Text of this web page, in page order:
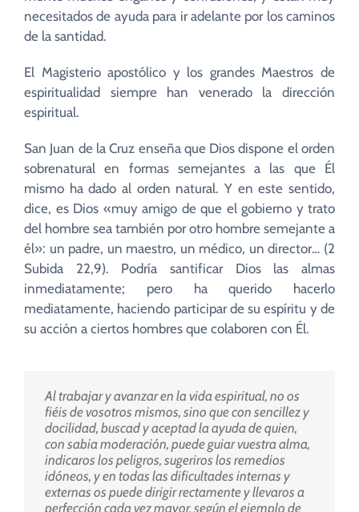
necesitados de ayuda para ir adelante por los caminos
de la santidad.
El Magisterio apostólico y los grandes Maestros de
espiritualidad siempre han venerado la dirección
espiritual.
San Juan de la Cruz enseña que Dios dispone el orden
sobrenatural en formas semejantes a las que Él
mismo ha dado al orden natural. Y en este sentido,
dice, es Dios «muy amigo de que el gobierno y trato
del hombre sea también por otro hombre semejante a
él»: un padre, un maestro, un médico, un director… (2
Subida 22,9). Podría santificar Dios las almas
inmediatamente; pero ha querido hacerlo
mediatamente, haciendo participar de su espíritu y de
su acción a ciertos hombres que colaboren con Él.
Al trabajar y avanzar en la vida espiritual, no os
fiéis de vosotros mismos, sino que con sencillez y
docilidad, buscad y aceptad la ayuda de quien,
con sabia moderación, puede guiar vuestra alma,
indicaros los peligros, sugeriros los remedios
idóneos, y en todas las dificultades internas y
externas os puede dirigir rectamente y llevaros a
perfección cada vez mayor, según el ejemplo de